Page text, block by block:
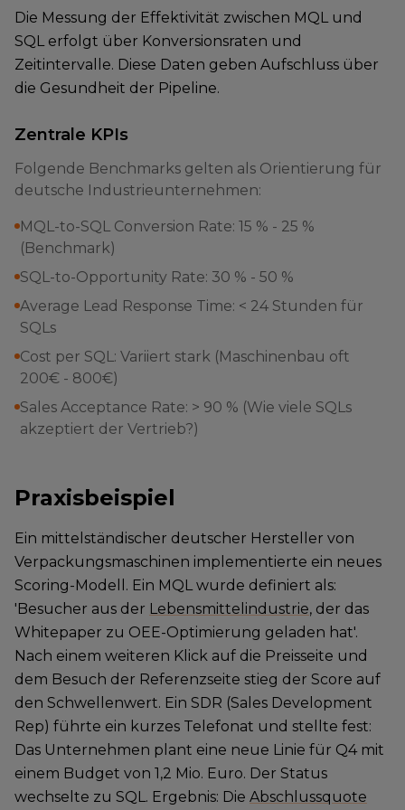
Die Messung der Effektivität zwischen MQL und
SQL erfolgt über Konversionsraten und
Zeitintervalle. Diese Daten geben Aufschluss über
die Gesundheit der Pipeline.
Zentrale KPIs
Folgende Benchmarks gelten als Orientierung für
deutsche Industrieunternehmen:
MQL-to-SQL Conversion Rate: 15 % - 25 %
(Benchmark)
SQL-to-Opportunity Rate: 30 % - 50 %
Average Lead Response Time: < 24 Stunden für
SQLs
Cost per SQL: Variiert stark (Maschinenbau oft
200€ - 800€)
Sales Acceptance Rate: > 90 % (Wie viele SQLs
akzeptiert der Vertrieb?)
Praxisbeispiel
Ein mittelständischer deutscher Hersteller von
Verpackungsmaschinen implementierte ein neues
Scoring-Modell. Ein MQL wurde definiert als:
'Besucher aus der Lebensmittelindustrie, der das
Whitepaper zu OEE-Optimierung geladen hat'.
Nach einem weiteren Klick auf die Preisseite und
dem Besuch der Referenzseite stieg der Score auf
den Schwellenwert. Ein SDR (Sales Development
Rep) führte ein kurzes Telefonat und stellte fest:
Das Unternehmen plant eine neue Linie für Q4 mit
einem Budget von 1,2 Mio. Euro. Der Status
wechselte zu SQL. Ergebnis: Die Abschlussquote